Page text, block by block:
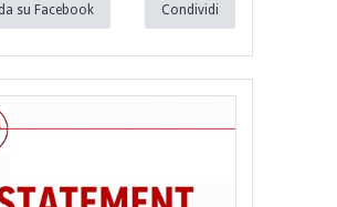
su Facebook Condividi